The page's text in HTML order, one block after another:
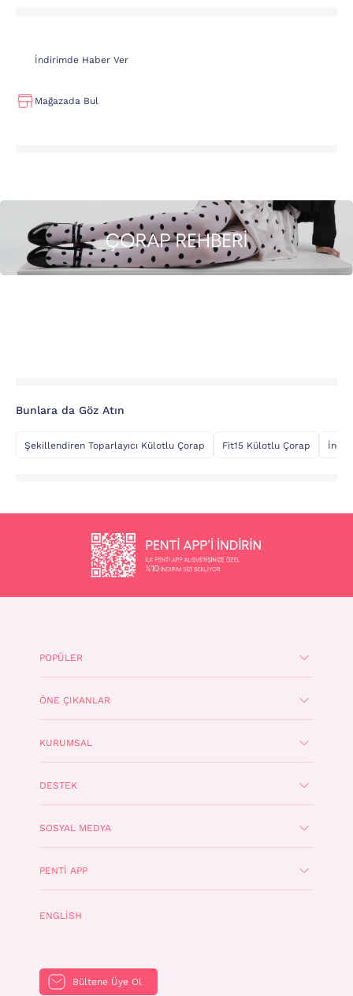
İndirimde Haber Ver
Mağazada Bul
Bunlara da Göz Atın
Şekillendiren Toparlayıcı Külotlu Çorap Fit15 Külotlu Çorap İnce
POPÜLER
ÖNE ÇIKANLAR
KURUMSAL
DESTEK
SOSYAL MEDYA
PENTI APP
ENGLISH
Bültene Üye Ol